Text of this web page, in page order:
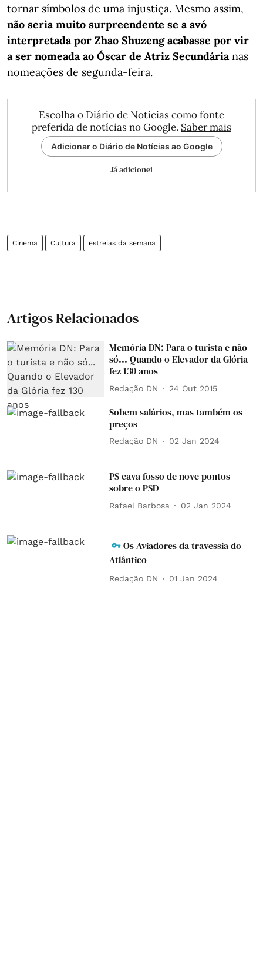
tornar símbolos de uma injustiça. Mesmo assim,
não seria muito surpreendente se a avó
interpretada por Zhao Shuzeng acabasse por vir
a ser nomeada ao Óscar de Atriz Secundárianas
nomeações de segunda-feira.
Escolha o Diário de Notícias como fonte
preferida de notícias no Google. Saber mais
Adicionar o Diário de Notícias ao Google
Já adicionei
Cinema Cultura estreias da semana
Artigos Relacionados
Memória DN: Para o turista e não
só... Quando o Elevador da Glória
fez 130 anos
Redação DN 24 Out 2015
Sobem salários, mas também os
preços
Redação DN 02 Jan 2024
PS cava fosso de nove pontos
sobre o PSD
Rafael Barbosa 02 Jan 2024
Os Aviadores da travessia do
Atlântico
Redação DN 01 Jan 2024